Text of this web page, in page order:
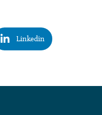
Linkedin